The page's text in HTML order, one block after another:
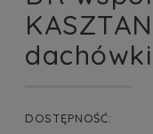
dachówki
DOSTĘPNOŚĆ: